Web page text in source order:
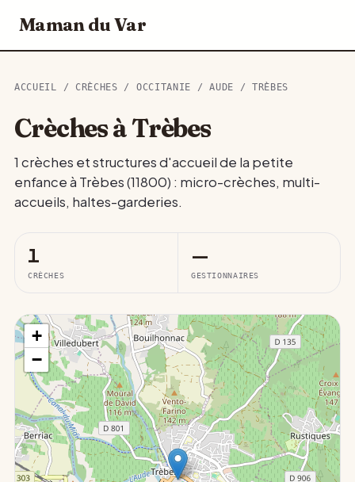
Maman du Var
ACCUEIL / CRÈCHES / OCCITANIE /AUDE / TRÈBES
Crèches à Trèbes
1 crèches et structures d'accueil de la petite
enfance à Trèbes (11800) : micro-crèches, multi-
accueils, haltes-garderies.
1
CRÈCHES
—
GESTIONNAIRES
+
−